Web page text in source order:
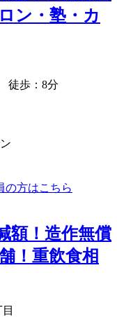
ン・塾・カ
徒歩：8分
の方はこちら
額！造作無償
！重飲食相